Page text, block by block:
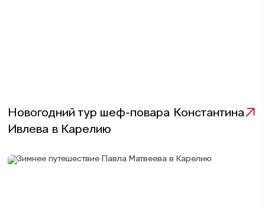
Новогодний тур шеф-повара Константина
Ивлева в Карелию